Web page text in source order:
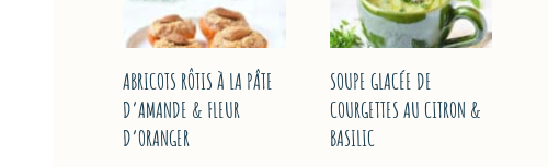
THYM
&
NOISETTES
SUCRÉ
ABRICOTS RÔTIS À LA PÂTE
D’AMANDE & FLEUR
D’ORANGER
SOUPE GLACÉE DE
COURGETTES AU CITRON &
BASILIC